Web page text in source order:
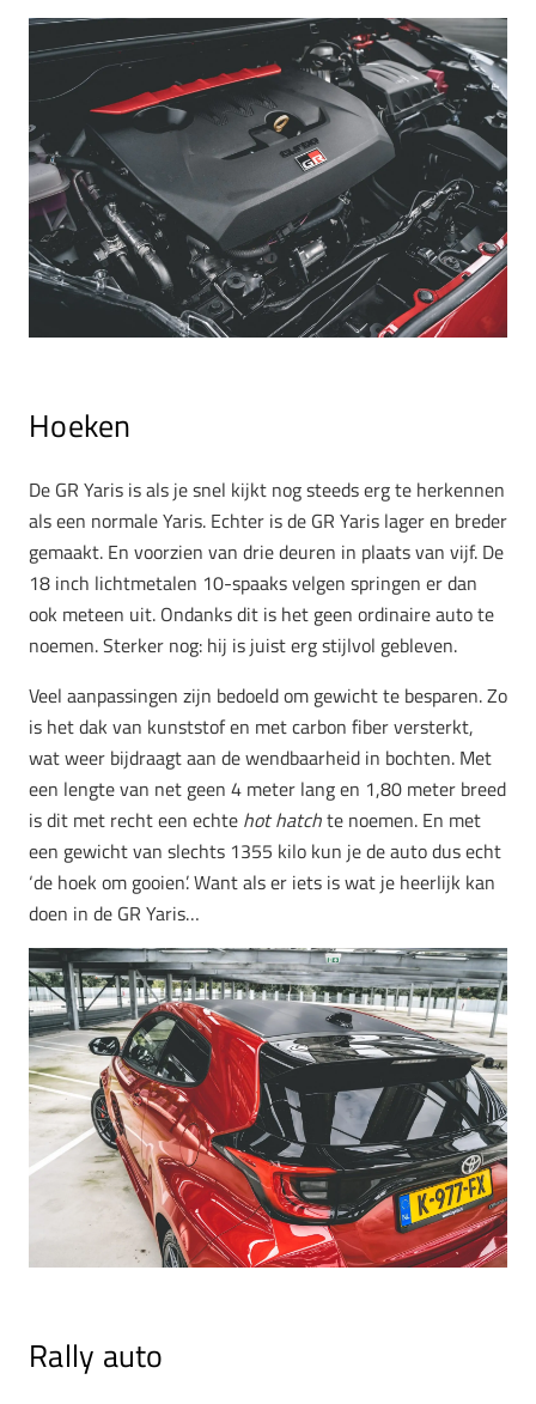
Hoeken
De GR Yaris is als je snel kijkt nog steeds erg te herkennen
als een normale Yaris. Echter is de GR Yaris lager en breder
gemaakt. En voorzien van drie deuren in plaats van vijf. De
18 inch lichtmetalen 10-spaaks velgen springen er dan
ook meteen uit. Ondanks dit is het geen ordinaire auto te
noemen. Sterker nog: hij is juist erg stijlvol gebleven.
Veel aanpassingen zijn bedoeld om gewicht te besparen. Zo
is het dak van kunststof en met carbon fiber versterkt,
wat weer bijdraagt aan de wendbaarheid in bochten. Met
een lengte van net geen 4 meter lang en 1,80 meter breed
is dit met recht een echte hot hatchte noemen. En met
een gewicht van slechts 1355 kilo kun je de auto dus echt
‘de hoek om gooien’. Want als er iets is wat je heerlijk kan
doen in de GR Yaris…
Rally auto